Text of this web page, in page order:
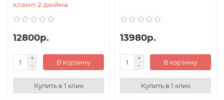
кламп 2 дюйма
12800р.
В корзину
Купить в 1 клик
13980р.
В корзину
Купить в 1 клик